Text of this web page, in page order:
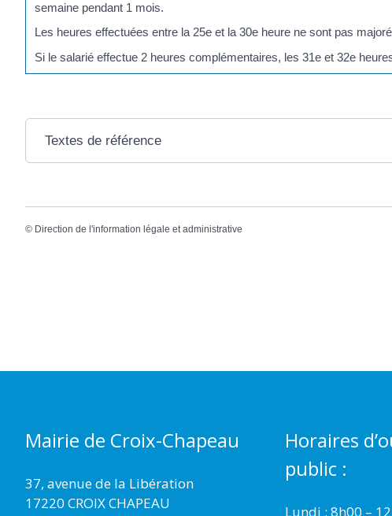
semaine pendant 1 mois.
Les heures effectuées entre la 25e et la 30e heure ne sont pas
Si le salarié effectue 2 heures complémentaires, les 31e et 32e
Textes de référence
© Direction de l'information légale et administrative
Mairie de Croix-Chapeau
37, avenue de la Libération
17220 CROIX CHAPEAU
Horaires
public :
Lundi : 8h00 –